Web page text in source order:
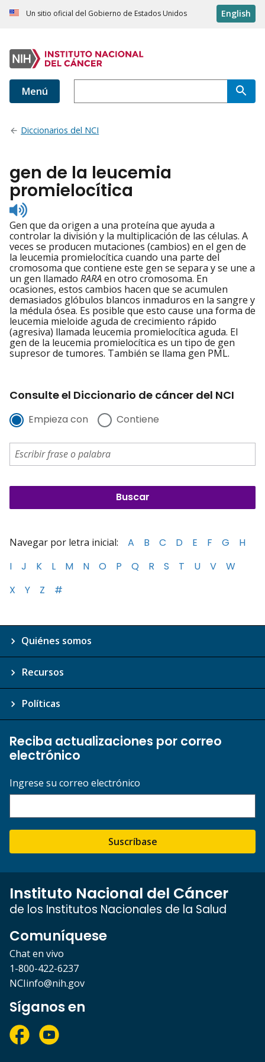
Un sitio oficial del Gobierno de Estados Unidos English
Menú
Diccionarios del NCI
gen de la leucemia
promielocítica
Listen
to
pronunciation
Gen que da origen a una proteína que ayuda a
controlar la división y la multiplicación de las células. A
veces se producen mutaciones (cambios) en el gen de
la leucemia promielocítica cuando una parte del
cromosoma que contiene este gen se separa y se une a
un gen llamado RARAen otro cromosoma. En
ocasiones, estos cambios hacen que se acumulen
demasiados glóbulos blancos inmaduros en la sangre y
la médula ósea. Es posible que esto cause una forma de
leucemia mieloide aguda de crecimiento rápido
(agresiva) llamada leucemia promielocítica aguda. El
gen de la leucemia promielocítica es un tipo de gen
supresor de tumores. También se llama gen PML.
Consulte el Diccionario de cáncer del NCI
Empieza con Contiene
Navegar por letra inicial: A B C D E F G
H
I
J K L M N O P Q R S T U V
W
X
Y Z #
Quiénes somos
Recursos
Políticas
Reciba actualizaciones por correo
electrónico
Ingrese su correo electrónico
Suscríbase
Instituto Nacional del Cáncer
de los Institutos Nacionales de la Salud
Comuníquese
Chat en vivo
1-800-422-6237
NCIinfo@nih.gov
Síganos en